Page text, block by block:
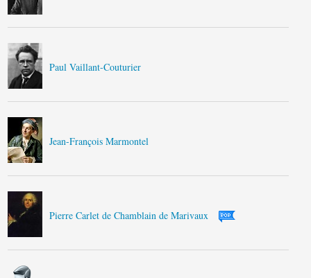
Paul Vaillant-Couturier
Jean-François Marmontel
Pierre Carlet de Chamblain de Marivaux